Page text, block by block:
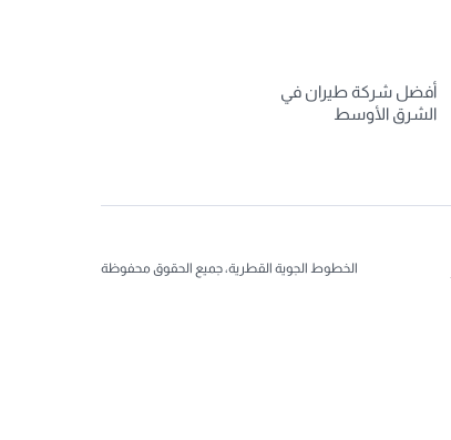
أفضل شركة طيران في
الشرق الأوسط
الخطوط الجوية القطرية، جميع الحقوق محفوظة